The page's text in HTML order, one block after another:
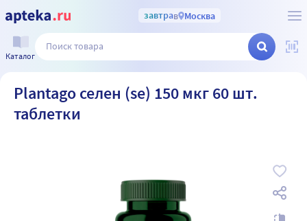
завтрав Москва
Каталог
Plantago селен (se) 150 мкг 60 шт.
таблетки